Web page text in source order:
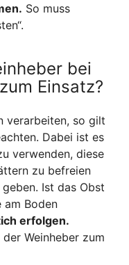
So muss
bei
Einsatz?
verarbeiten, so gilt
Dabei ist es
verwenden, diese
zu befreien
Ist das Obst
am Boden
erfolgen.
Weinheber zum